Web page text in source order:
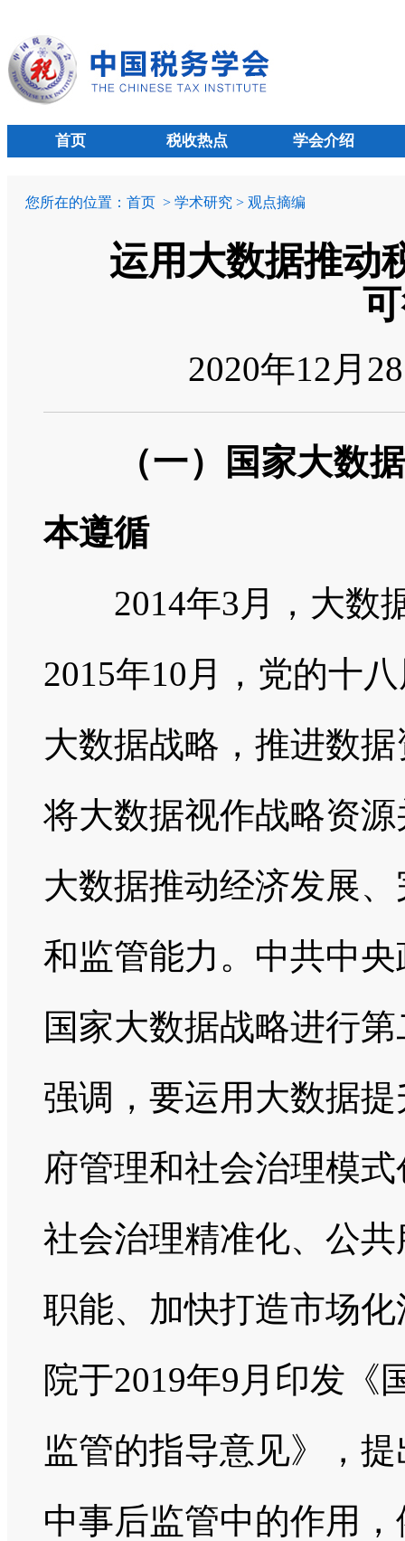
首页 税收热点 学会介绍
您所在的位置： 首页 > 学术研究 > 观点摘编
运用大数据推动
2020年12月
（一）国家大数
本遵循
2014年3月，大数据
2015年10月，党的十
大数据战略，推进数
将大数据视作战略资
大数据推动经济发展
和监管能力。中共中
国家大数据战略进行
强调，要运用大数据
府管理和社会治理模
社会治理精准化、公
职能、加快打造市场
院于2019年9月印发《
监管的指导意见》，
中事后监管中的作用